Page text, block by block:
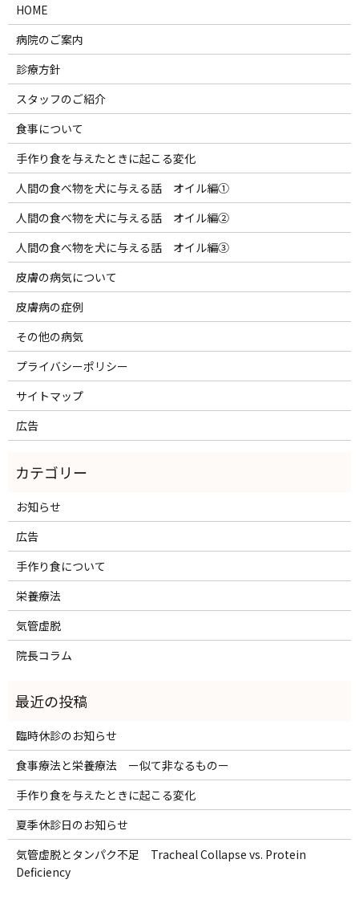
HOME
病院のご案内
診療方針
スタッフのご紹介
食事について
手作り食を与えたときに起こる変化
人間の食べ物を犬に与える話 オイル編①
人間の食べ物を犬に与える話 オイル編②
人間の食べ物を犬に与える話 オイル編③
皮膚の病気について
皮膚病の症例
その他の病気
プライバシーポリシー
サイトマップ
広告
お知らせ
広告
手作り食について
栄養療法
気管虚脱
院長コラム
臨時休診のお知らせ
食事療法と栄養療法 ー似て非なるものー
手作り食を与えたときに起こる変化
夏季休診日のお知らせ
気管虚脱とタンパク不足 Tracheal Collapse vs. Protein
Deficiency